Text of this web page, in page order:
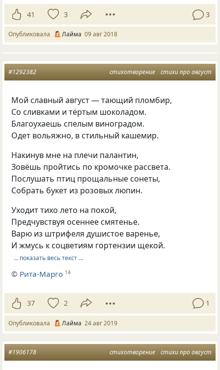
41 3 3
Опубликовала Лайма 09 авг 2018
стихотворение стихи про август
#1292382
Мой славный август — тающий пломбир,
Со сливками и тёртым шоколадом.
Благоухаешь спелым виноградом.
Одет вольяжно, в стильный кашемир.
Накинув мне на плечи палантин,
Зовёшь пройтись по кромочке рассвета.
Послушать птиц прощальные сонеты,
Собрать букет из розовых люпин.
Уходит тихо лето на покой,
Предчувствуя осеннее смятенье.
Варю из штрифеля душистое варенье,
И жмусь к соцветиям гортензии щекой.
… показать весь текст …
© Рита-Марго 14
37 2 1
Опубликовала Лайма 24 авг 2019
стихотворение стихи про август
#1906178